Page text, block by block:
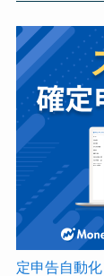
定申告自動